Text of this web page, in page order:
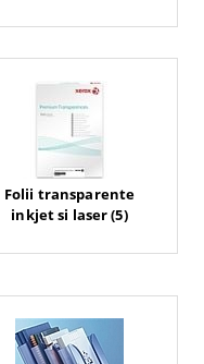
Folii transparente
inkjet si laser (5)